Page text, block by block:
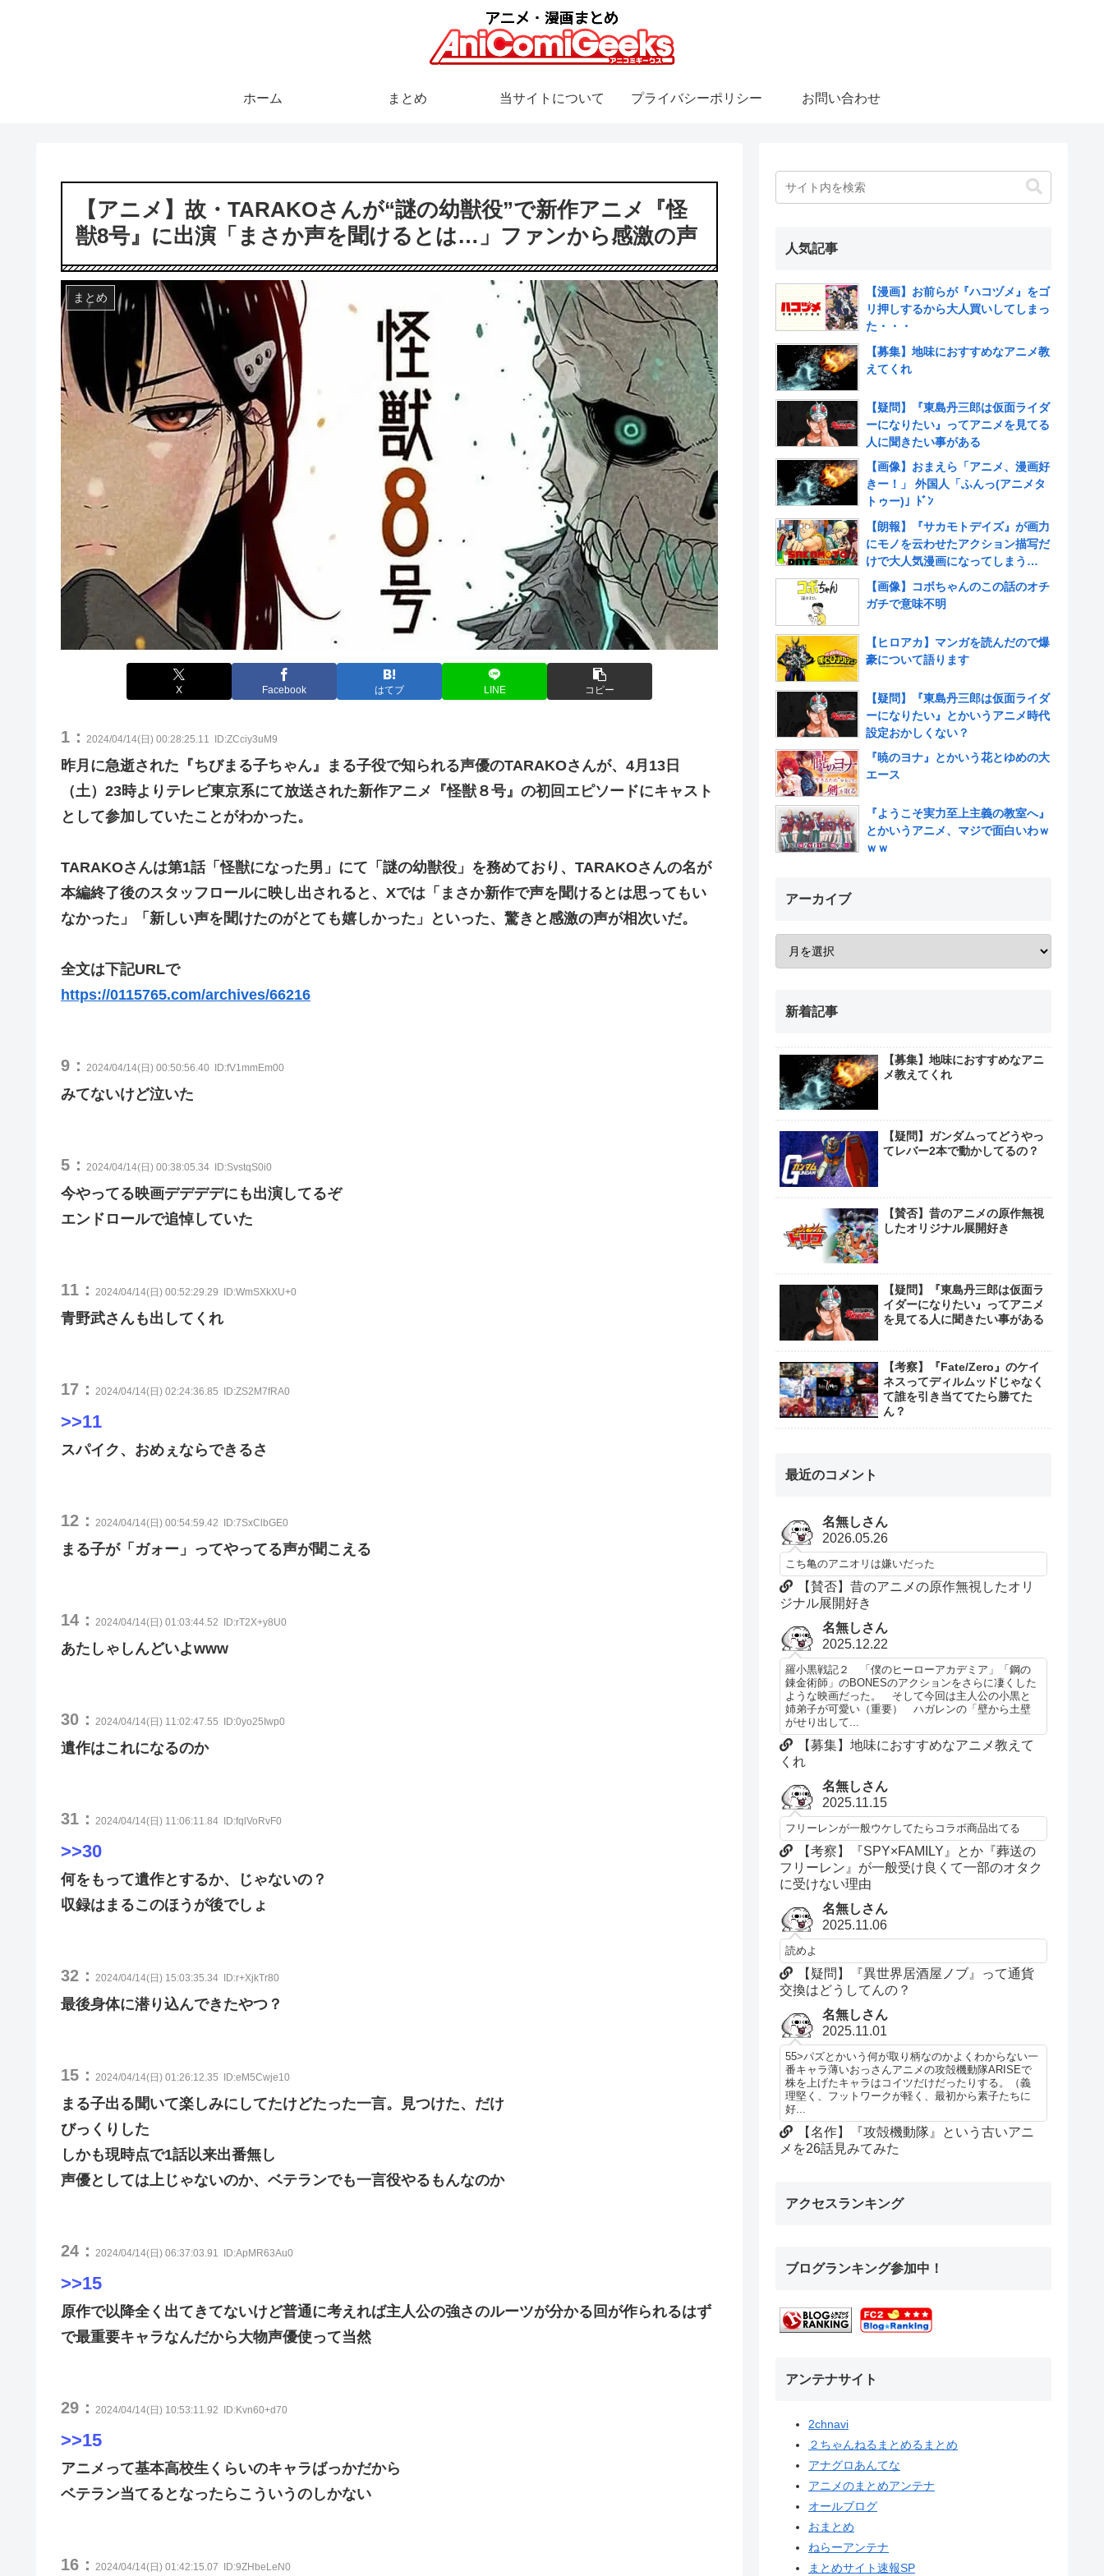
ホーム まとめ 当サイトについて プライバシーポリシー お問い合わせ
【アニメ】故・TARAKOさんが“謎の幼獣役”で新作アニメ『怪
獣8号』に出演「まさか声を聞けるとは…」ファンから感激の声
まとめ
X Facebook はてブ LINE コピー
1： 2024/04/14(日) 00:28:25.11 ID:ZCciy3uM9
昨月に急逝された『ちびまる子ちゃん』まる子役で知られる声優のTARAKOさんが、4月13日
（土）23時よりテレビ東京系にて放送された新作アニメ『怪獣８号』の初回エピソードにキャスト
として参加していたことがわかった。
TARAKOさんは第1話「怪獣になった男」にて「謎の幼獣役」を務めており、TARAKOさんの名が
本編終了後のスタッフロールに映し出されると、Xでは「まさか新作で声を聞けるとは思ってもい
なかった」「新しい声を聞けたのがとても嬉しかった」といった、驚きと感激の声が相次いだ。
全文は下記URLで
https://0115765.com/archives/66216
9： 2024/04/14(日) 00:50:56.40 ID:fV1mmEm00
みてないけど泣いた
5： 2024/04/14(日) 00:38:05.34 ID:SvstqS0i0
今やってる映画デデデデにも出演してるぞ
エンドロールで追悼していた
11： 2024/04/14(日) 00:52:29.29 ID:WmSXkXU+0
青野武さんも出してくれ
17： 2024/04/14(日) 02:24:36.85 ID:ZS2M7fRA0
>>11
スパイク、おめぇならできるさ
12： 2024/04/14(日) 00:54:59.42 ID:7SxClbGE0
まる子が「ガォー」ってやってる声が聞こえる
14： 2024/04/14(日) 01:03:44.52 ID:rT2X+y8U0
あたしゃしんどいよwww
30： 2024/04/14(日) 11:02:47.55 ID:0yo25Iwp0
遺作はこれになるのか
31： 2024/04/14(日) 11:06:11.84 ID:fqlVoRvF0
>>30
何をもって遺作とするか、じゃないの？
収録はまるこのほうが後でしょ
32： 2024/04/14(日) 15:03:35.34 ID:r+XjkTr80
最後身体に潜り込んできたやつ？
15： 2024/04/14(日) 01:26:12.35 ID:eM5Cwje10
まる子出る聞いて楽しみにしてたけどたった一言。見つけた、だけ
びっくりした
しかも現時点で1話以来出番無し
声優としては上じゃないのか、ベテランでも一言役やるもんなのか
24： 2024/04/14(日) 06:37:03.91 ID:ApMR63Au0
>>15
原作で以降全く出てきてないけど普通に考えれば主人公の強さのルーツが分かる回が作られるはず
で最重要キャラなんだから大物声優使って当然
29： 2024/04/14(日) 10:53:11.92 ID:Kvn60+d70
>>15
アニメって基本高校生くらいのキャラばっかだから
ベテラン当てるとなったらこういうのしかない
16： 2024/04/14(日) 01:42:15.07 ID:9ZHbeLeN0
人気記事
【漫画】お前らが『ハコヅメ』をゴ
リ押しするから大人買いしてしまっ
た・・・
【募集】地味におすすめなアニメ教
えてくれ
【疑問】『東島丹三郎は仮面ライダ
ーになりたい』ってアニメを見てる
人に聞きたい事がある
【画像】おまえら「アニメ、漫画好
きー！」 外国人「ふんっ(アニメタ
トゥー)」ﾄﾞﾝ
【朗報】『サカモトデイズ』が画力
にモノを云わせたアクション描写だ
けで大人気漫画になってしまう
www
【画像】コボちゃんのこの話のオチ
ガチで意味不明
【ヒロアカ】マンガを読んだので爆
豪について語ります
【疑問】『東島丹三郎は仮面ライダ
ーになりたい』とかいうアニメ時代
設定おかしくない？
『暁のヨナ』とかいう花とゆめの大
エース
『ようこそ実力至上主義の教室へ』
とかいうアニメ、マジで面白いわｗ
ｗｗ
アーカイブ
新着記事
【募集】地味におすすめなアニ
メ教えてくれ
【疑問】ガンダムってどうやっ
てレバー2本で動かしてるの？
【賛否】昔のアニメの原作無視
したオリジナル展開好き
【疑問】『東島丹三郎は仮面ラ
イダーになりたい』ってアニメ
を見てる人に聞きたい事がある
【考察】『Fate/Zero』のケイ
ネスってディルムッドじゃなく
て誰を引き当ててたら勝てた
ん？
最近のコメント
名無しさん
2026.05.26
こち亀のアニオリは嫌いだった
【賛否】昔のアニメの原作無視したオリ
ジナル展開好き
名無しさん
2025.12.22
羅小黒戦記２ 「僕のヒーローアカデミア」「鋼の
錬金術師」のBONESのアクションをさらに凄くした
ような映画だった。 そして今回は主人公の小黒と
姉弟子が可愛い（重要） ハガレンの「壁から土壁
がせり出して...
【募集】地味におすすめなアニメ教えて
くれ
名無しさん
2025.11.15
フリーレンが一般ウケしてたらコラボ商品出てる
【考察】『SPY×FAMILY』とか『葬送の
フリーレン』が一般受け良くて一部のオタク
に受けない理由
名無しさん
2025.11.06
読めよ
【疑問】『異世界居酒屋ノブ』って通貨
交換はどうしてんの？
名無しさん
2025.11.01
55>パズとかいう何が取り柄なのかよくわからない一
番キャラ薄いおっさんアニメの攻殻機動隊ARISEで
株を上げたキャラはコイツだけだったりする。（義
理堅く、フットワークが軽く、最初から素子たちに
好...
【名作】『攻殻機動隊』という古いアニ
メを26話見みてみた
アクセスランキング
ブログランキング参加中！
アンテナサイト
2chnavi
２ちゃんねるまとめるまとめ
アナグロあんてな
アニメのまとめアンテナ
オールブログ
おまとめ
ねらーアンテナ
まとめサイト速報SP